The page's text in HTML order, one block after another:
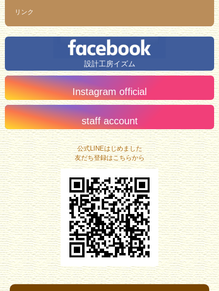
リンク
設計工房イズム
Instagram official
staff account
公式LINEはじめました
友だち登録はこちらから